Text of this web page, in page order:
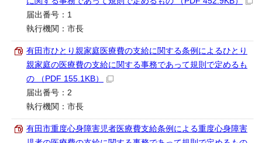
届出番号：1
執行機関：市長
有田市ひとり親家庭医療費の支給に関する条例によるひとり
親家庭の医療費の支給に関する事務であって規則で定めるも
の （PDF 155.1KB）
届出番号：2
執行機関：市長
有田市重度心身障害児者医療費支給条例による重度心身障害